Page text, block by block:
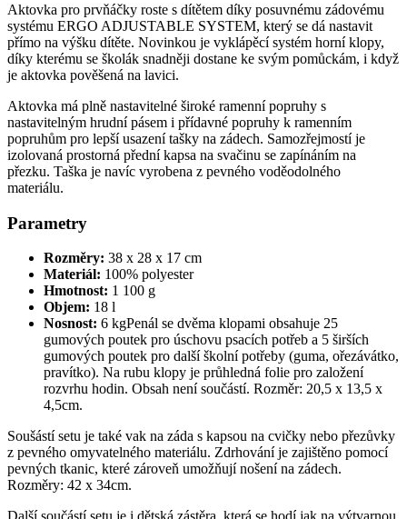
Aktovka pro prvňáčky roste s dítětem díky posuvnému zádovému
systému ERGO ADJUSTABLE SYSTEM, který se dá nastavit
přímo na výšku dítěte. Novinkou je vyklápěcí systém horní klopy,
díky kterému se školák snadněji dostane ke svým pomůckám, i když
je aktovka pověšená na lavici.
Aktovka má plně nastavitelné široké ramenní popruhy s
nastavitelným hrudní pásem i přídavné popruhy k ramenním
popruhům pro lepší usazení tašky na zádech. Samozřejmostí je
izolovaná prostorná přední kapsa na svačinu se zapínáním na
přezku. Taška je navíc vyrobena z pevného voděodolného
materiálu.
Parametry
Rozměry: 38 x 28 x 17 cm
Materiál: 100% polyester
Hmotnost: 1 100 g
Objem: 18 l
Nosnost: 6 kgPenál se dvěma klopami obsahuje 25
gumových poutek pro úschovu psacích potřeb a 5 širších
gumových poutek pro další školní potřeby (guma, ořezávátko,
pravítko). Na rubu klopy je průhledná folie pro založení
rozvrhu hodin. Obsah není součástí. Rozměr: 20,5 x 13,5 x
4,5cm.
Soušástí setu je také vak na záda s kapsou na cvičky nebo přezůvky
z pevného omyvatelného materiálu. Zdrhování je zajištěno pomocí
pevných tkanic, které zároveň umožňují nošení na zádech.
Rozměry: 42 x 34cm.